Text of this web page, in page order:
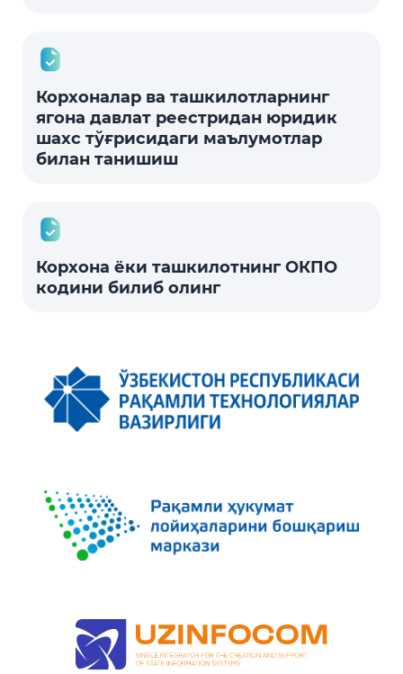
Корхоналар ва ташкилотларнинг
ягона давлат реестридан юридик
шахс тўғрисидаги маълумотлар
билан танишиш
Корхона ёки ташкилотнинг ОКПО
кодини билиб олинг